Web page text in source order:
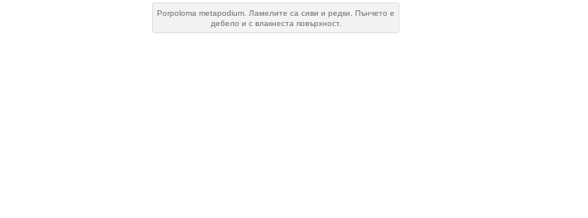
Porpoloma metapodium. Ламелите са сиви и редки. Пънчето е
дебело и с влакнеста повърхност.